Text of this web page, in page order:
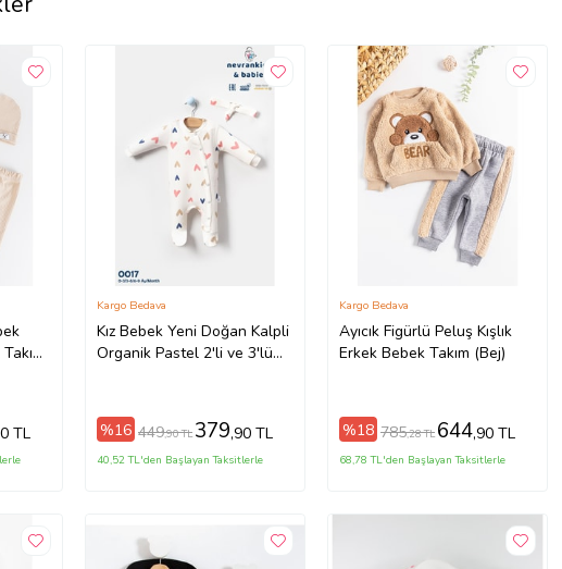
TL
Kız Bebek Yeni Doğan Kalpli
Organik Pastel 2'li ve 3'lü
Kargo Bedava
%16 449,90 TL 379,90 TL
40,52 TL'den Başlayan Taksitlerle
Ayıcık Figürlü Peluş Kışlık
Erkek Bebek Takım (Bej)
Kargo Bedava
%18 785,28 TL 644,90 TL
68,78 TL'den Başlayan Taksitlerle